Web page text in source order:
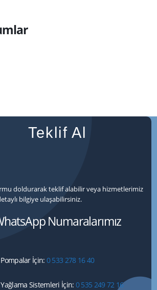
Teklif Al
doldurarak teklif alabilir veya hizmetlerimiz
bilgiye ulaşabilirsiniz.
Numaralarımız
Pompalar İçin: 0 533 278 16 40
Yağlama Sistemleri İçin: 0 535 249 72 16